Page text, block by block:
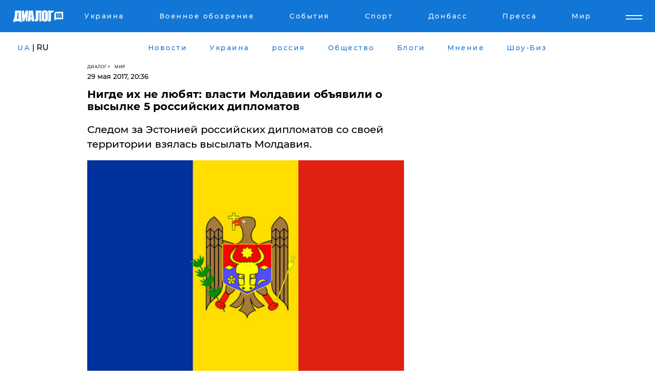
Украина Военное обозрение События Спорт Донбасс Пресса Мир
UA | RU Новости Украина россия Общество Блоги Мнение Шоу-Биз
ДИАЛОГ МИР
29 мая 2017, 20:36
Нигде их не любят: власти Молдавии объявили о
высылке 5 российских дипломатов
Следом за Эстонией российских дипломатов со своей
территории взялась высылать Молдавия.